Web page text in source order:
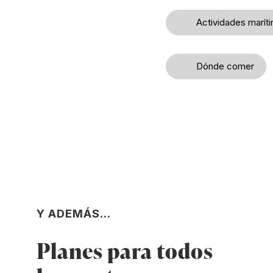
Actividades
Dónde comer
Y ADEMÁS...
Planes para todos